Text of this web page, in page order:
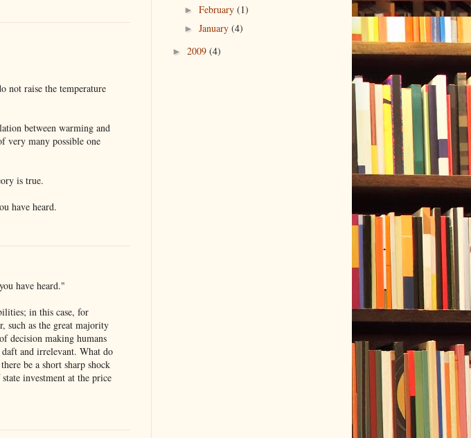
not raise the temperature
between warming and
very many possible one
is true.
have heard.
have heard."
in this case, for
as the great majority
decision making humans
and irrelevant. What do
be a short sharp shock
investment at the price
► February (1)
► January (4)
► 2009 (4)